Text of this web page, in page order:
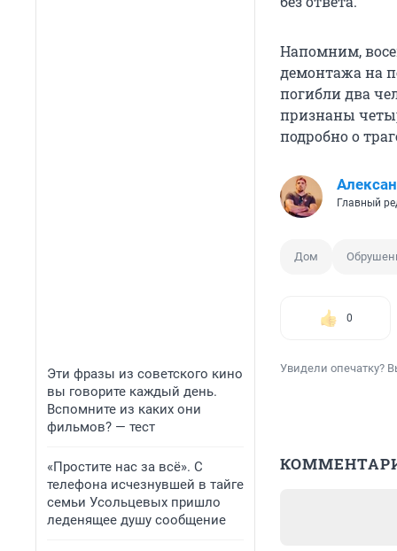
Эти фразы из советского кино
вы говорите каждый день.
Вспомните из каких они
фильмов? — тест
«Простите нас за всё». С
телефона исчезнувшей в тайге
семьи Усольцевых пришло
леденящее душу сообщение
Напомним,
демонтажа на
погибли два
признаны
подробно о
Главный
Дом
0
Увидели опечатку?